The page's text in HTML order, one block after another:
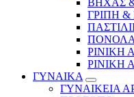
ΓΡΙΠΗ
ΡΙΝΙΚΗ
ΡΙΝΙΚΗ
ΓΥΝΑΙΚΑ
ΓΥΝΑΙΚΕΙΑ